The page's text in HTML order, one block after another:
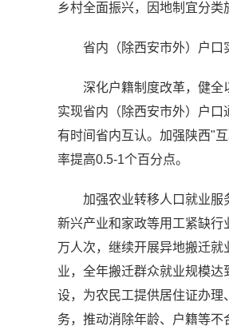
乡村全面振兴，因地制宜分类
省内（除西安市外）户口
深化户籍制度改革，健全
实现省内（除西安市外）户
有时间省内互认。加强陕西"
率提高0.5-1个百分点。
加强农业转移人口就业服
新兴产业和家政等用工紧缺
万人次，继续开展异地搬迁
业，全年搬迁群众就业规模
设，为农民工提供居住证办
务，推动消除年龄、户籍等不